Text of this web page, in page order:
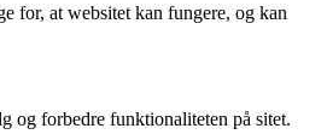
for, at websitet kan fungere, og kan
og forbedre funktionaliteten på sitet.